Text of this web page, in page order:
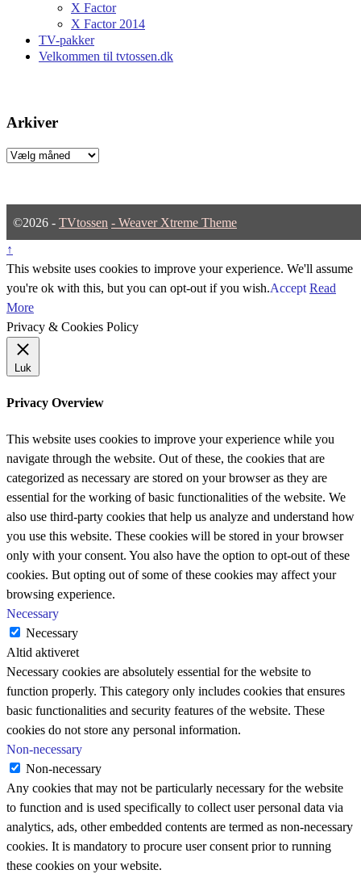
X Factor
X Factor 2014
TV-pakker
Velkommen til tvtossen.dk
Arkiver
Arkiver
©2026 - TVtossen - Weaver Xtreme Theme
↑
This website uses cookies to improve your experience. We'll assume
you're ok with this, but you can opt-out if you wish.Accept Read
More
Privacy & Cookies Policy
Luk
Privacy Overview
This website uses cookies to improve your experience while you
navigate through the website. Out of these, the cookies that are
categorized as necessary are stored on your browser as they are
essential for the working of basic functionalities of the website. We
also use third-party cookies that help us analyze and understand how
you use this website. These cookies will be stored in your browser
only with your consent. You also have the option to opt-out of these
cookies. But opting out of some of these cookies may affect your
browsing experience.
Necessary
Necessary
Altid aktiveret
Necessary cookies are absolutely essential for the website to
function properly. This category only includes cookies that ensures
basic functionalities and security features of the website. These
cookies do not store any personal information.
Non-necessary
Non-necessary
Any cookies that may not be particularly necessary for the website
to function and is used specifically to collect user personal data via
analytics, ads, other embedded contents are termed as non-necessary
cookies. It is mandatory to procure user consent prior to running
these cookies on your website.